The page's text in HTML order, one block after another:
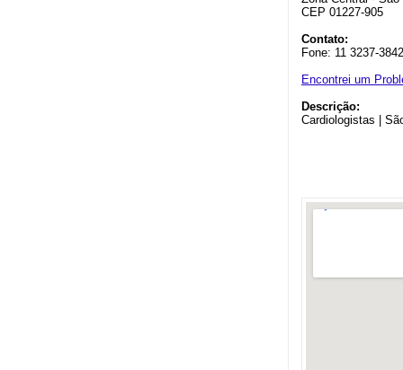
CEP 01227-905
Contato:
Fone: 11 3237-3842
Encontrei um
Descrição:
Cardiologistas |